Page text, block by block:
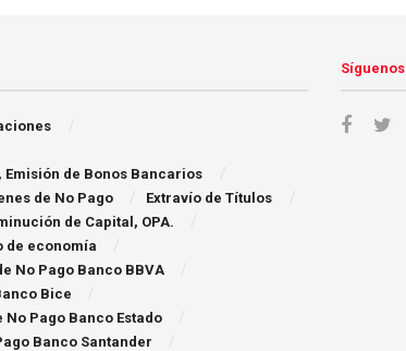
de Bonos Bancarios
de No Pago
Extravío de Títulos
de Capital, OPA.
de economía
No Pago Banco BBVA
Bice
No Pago Banco Estado
Banco Santander
Síguenos